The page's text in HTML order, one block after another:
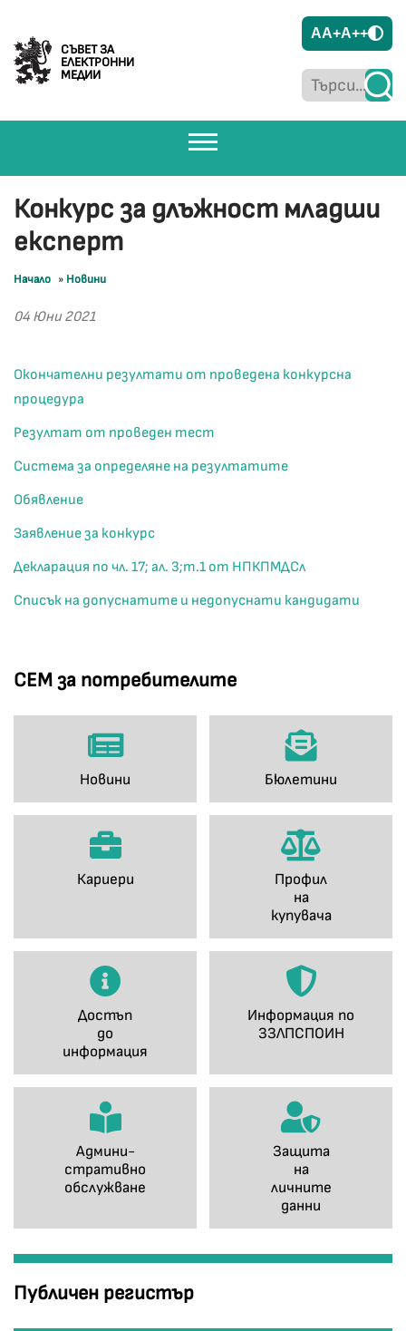
СЪВЕТ ЗА
ЕЛЕКТРОННИ
МЕДИИ
AA+A++
СЕМ за потребителите
Новини Бюлетини
Кариери
Профил
на
купувача
Достъп
до
информация
Информация по
ЗЗЛПСПОИН
Админи-
стративно
обслужване
Защита
на
личните
данни
Публичен регистър
Конкурс за длъжност младши
експерт
Начало » Новини
04 Юни 2021
Окончателни резултати от проведена конкурсна
процедура
Резултат от проведен тест
Система за определяне на резултатите
Обявление
Заявление за конкурс
Декларация по чл. 17; ал. 3;т.1 от НПКПМДСл
Списък на допуснатите и недопуснати кандидати